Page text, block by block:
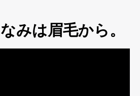
みは眉毛から。